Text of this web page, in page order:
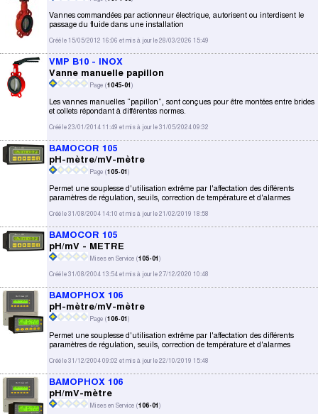
Vannes commandées par actionneur électrique, autorisent ou interdisent le
passage du fluide dans une installation
Créé le 15/05/2012 16:06 et mis à jour le 28/03/2026 15:49
VMP B10 - INOX
Vanne manuelle papillon
Page (1045-01 )
Les vannes manuelles “papillon”, sont conçues pour être montées entre brides
et collets répondant à différentes normes.
Créé le 23/01/2014 11:49 et mis à jour le 31/05/2024 09:32
BAMOCOR 105
pH-mètre/mV-mètre
Page (105-01 )
Permet une souplesse d'utilisation extrême par l'affectation des différents
paramètres de régulation, seuils, correction de température et d'alarmes
Créé le 31/08/2004 14:10 et mis à jour le 21/02/2019 18:58
BAMOCOR 105
pH/mV - METRE
Mises en Service (105-01 )
Créé le 31/08/2004 13:54 et mis à jour le 27/12/2020 10:48
BAMOPHOX 106
pH-mètre/mV-mètre
Page (106-01 )
Permet une souplesse d'utilisation extrême par l'affectation des différents
paramètres de régulation, seuils, correction de température et d'alarmes
Créé le 31/12/2004 09:02 et mis à jour le 22/10/2019 15:48
BAMOPHOX 106
pH/mV-mètre
Mises en Service (106-01 )